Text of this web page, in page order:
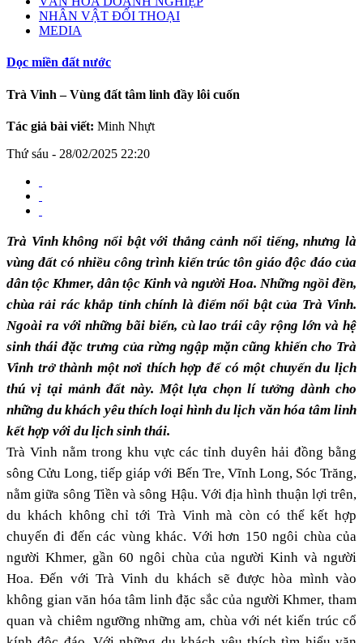
NHÂN VẬT ĐỐI THOẠI
MEDIA
Dọc miền đất nước
Trà Vinh – Vùng đất tâm linh đầy lôi cuốn
Tác giả bài viết: Minh Nhựt
Thứ sáu - 28/02/2025 22:20
Trà Vinh không nổi bật với thắng cảnh nổi tiếng, nhưng là
vùng đất có nhiều công trình kiến trúc tôn giáo độc đáo của
dân tộc Khmer, dân tộc Kinh và người Hoa. Những ngồi đền,
chùa rải rác khắp tỉnh chính là điểm nổi bật của Trà Vinh.
Ngoài ra với những bãi biển, cù lao trái cây rộng lớn và hệ
sinh thái đặc trưng của rừng ngập mặn cũng khiến cho Trà
Vinh trở thành một nơi thích hợp để có một chuyến du lịch
thú vị tại mảnh đất này. Một lựa chọn lí tưởng dành cho
những du khách yêu thích loại hình du lịch văn hóa tâm linh
kết hợp với du lịch sinh thái.
Trà Vinh nằm trong khu vực các tỉnh duyên hải đồng bằng
sông Cửu Long, tiếp giáp với Bến Tre, Vĩnh Long, Sóc Trăng,
nằm giữa sông Tiền và sông Hậu. Với địa hình thuận lợi trên,
du khách không chỉ tới Trà Vinh mà còn có thể kết hợp
chuyến đi đến các vùng khác. Với hơn 150 ngôi chùa của
người Khmer, gần 60 ngôi chùa của người Kinh và người
Hoa. Đến với Trà Vinh du khách sẽ được hòa mình vào
không gian văn hóa tâm linh đặc sắc của người Khmer, tham
quan và chiêm ngưỡng những am, chùa với nét kiến trúc cổ